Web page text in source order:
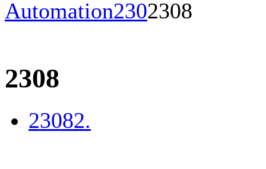
Automation2302308
2308
23082.